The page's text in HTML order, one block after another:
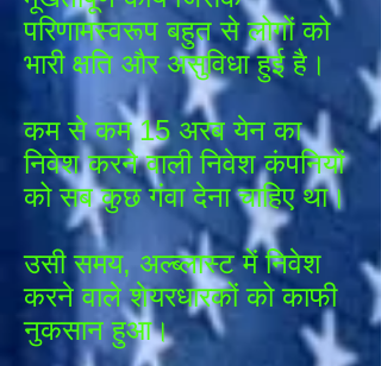
परिणामस्वरूप बहुत से लोगों को
भारी क्षति और असुविधा हुई है।
कम से कम 15 अरब येन का
निवेश करने वाली निवेश कंपनियों
को सब कुछ गंवा देना चाहिए था।
उसी समय, अल्ब्लास्ट में निवेश
करने वाले शेयरधारकों को काफी
नुकसान हुआ।